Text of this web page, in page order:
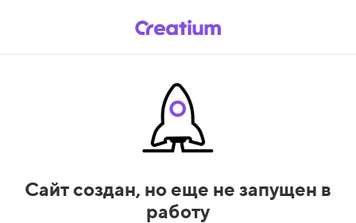
Сайт создан, но еще не запущен в
работу